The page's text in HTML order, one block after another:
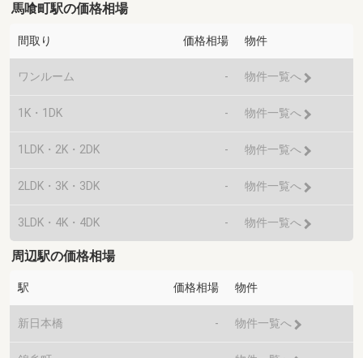
馬喰町駅の価格相場
間取り 価格相場 物件
ワンルーム - 物件一覧へ
1K・1DK - 物件一覧へ
1LDK・2K・2DK - 物件一覧へ
2LDK・3K・3DK - 物件一覧へ
3LDK・4K・4DK - 物件一覧へ
周辺駅の価格相場
駅 価格相場 物件
新日本橋 - 物件一覧へ